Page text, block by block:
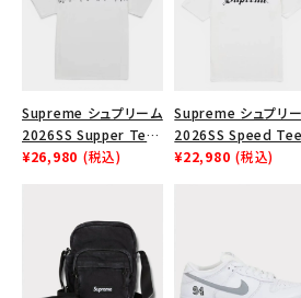
Supreme シュプリーム
2026SS Supper Tee
サパーTシャツ ホワイ
¥26,980 (税込)
Supreme シュプリ
2026SS Speed Tee
スピードTシャツ ホワ
¥22,980 (税込)